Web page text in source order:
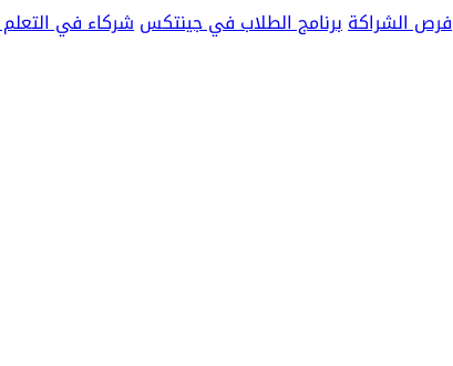
فرص الشراكةبرنامج الطلاب في جينتكسشركاء في التعلم